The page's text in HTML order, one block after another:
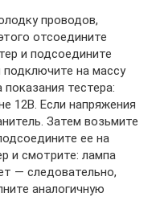
проводов,
отсоедините
и подсоедините
подключите на массу
тестера:
12В. Если напряжения
Затем возьмите
ее на
и смотрите: лампа
— следовательно,
аналогичную